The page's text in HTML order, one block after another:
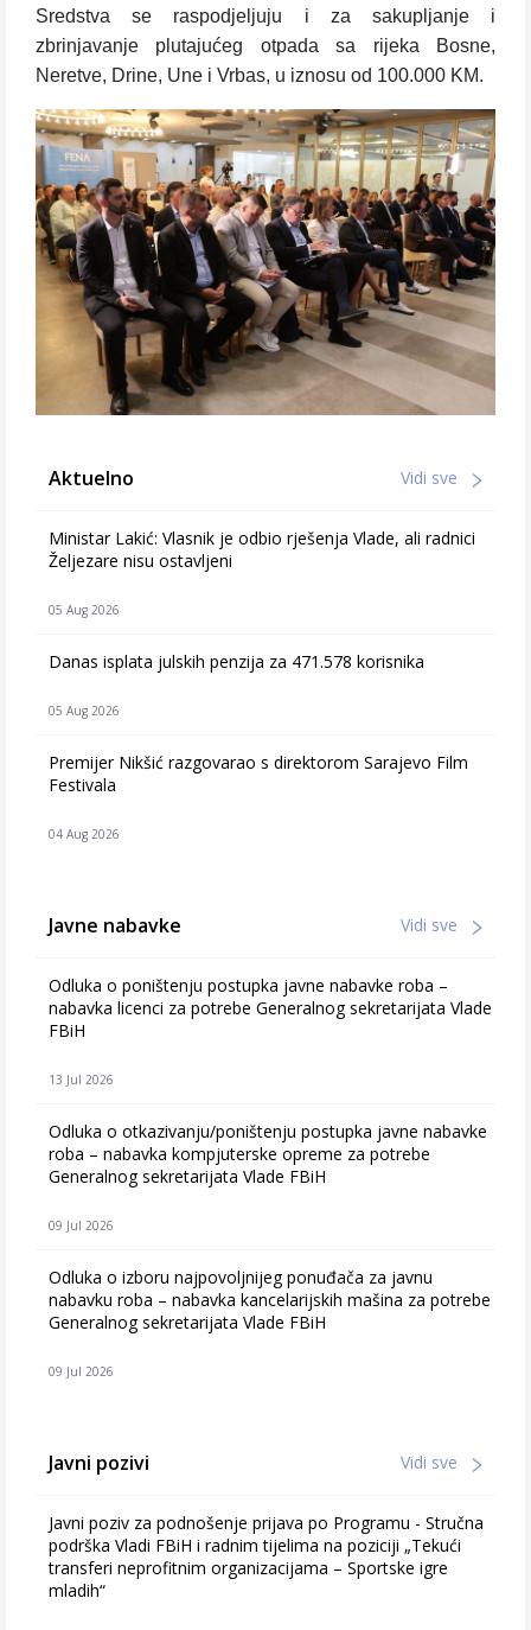
Sredstva se raspodjeljuju i za sakupljanje i
zbrinjavanje plutajućeg otpada sa rijeka Bosne,
Neretve, Drine, Une i Vrbas, u iznosu od 100.000 KM.
Aktuelno Vidi sve
Ministar Lakić: Vlasnik je odbio rješenja Vlade, ali radnici
Željezare nisu ostavljeni
05 Aug 2026
Danas isplata julskih penzija za 471.578 korisnika
05 Aug 2026
Premijer Nikšić razgovarao s direktorom Sarajevo Film
Festivala
04 Aug 2026
Javne nabavke Vidi sve
Odluka o poništenju postupka javne nabavke roba –
nabavka licenci za potrebe Generalnog sekretarijata Vlade
FBiH
13 Jul 2026
Odluka o otkazivanju/poništenju postupka javne nabavke
roba – nabavka kompjuterske opreme za potrebe
Generalnog sekretarijata Vlade FBiH
09 Jul 2026
Odluka o izboru najpovoljnijeg ponuđača za javnu
nabavku roba – nabavka kancelarijskih mašina za potrebe
Generalnog sekretarijata Vlade FBiH
09 Jul 2026
Javni pozivi Vidi sve
Javni poziv za podnošenje prijava po Programu - Stručna
podrška Vladi FBiH i radnim tijelima na poziciji „Tekući
transferi neprofitnim organizacijama – Sportske igre
mladih“